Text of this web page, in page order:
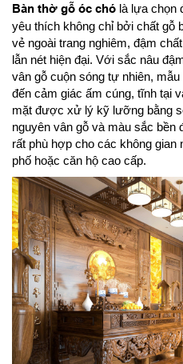
Bàn thờ gỗ óc chó là lựa chọn
yêu thích không chỉ bởi chất gỗ
vẻ ngoài trang nghiêm, đậm
lẫn nét hiện đại. Với sắc nâu
vân gỗ cuộn sóng tự nhiên,
đến cảm giác ấm cúng, tĩnh tại
mặt được xử lý kỹ lưỡng bằng
nguyên vân gỗ và màu sắc bền
rất phù hợp cho các không gian
phố hoặc căn hộ cao cấp.